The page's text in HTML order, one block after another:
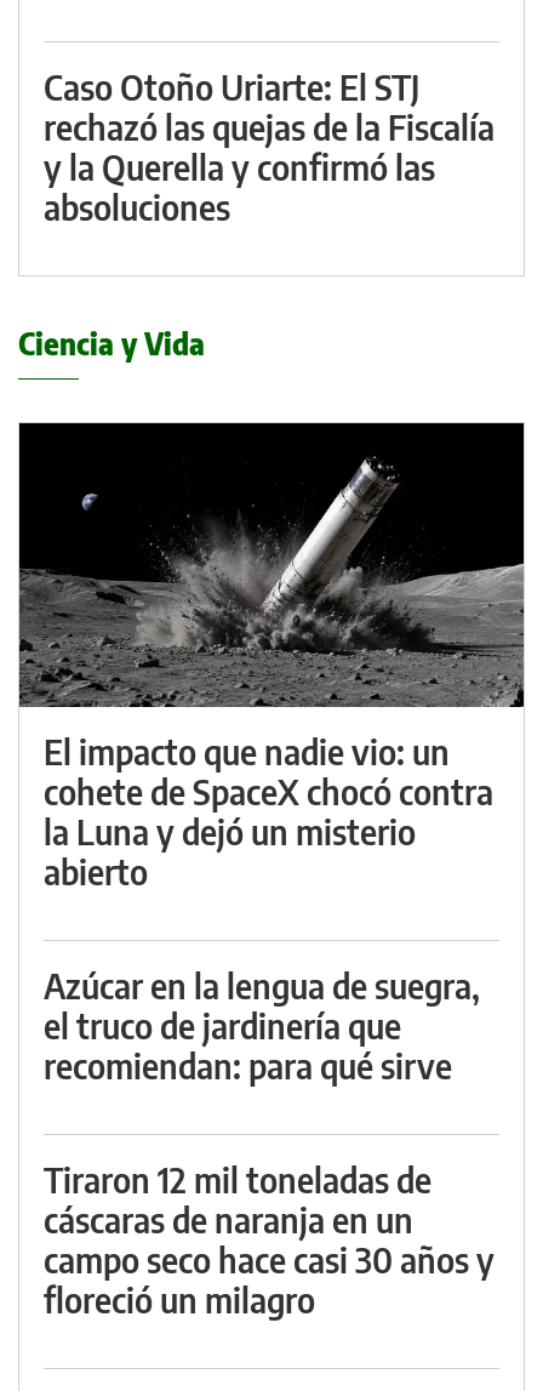
Caso Otoño Uriarte: El STJ
rechazó las quejas de la Fiscalía
y la Querella y confirmó las
absoluciones
Ciencia y Vida
El impacto que nadie vio: un
cohete de SpaceX chocó contra
la Luna y dejó un misterio
abierto
Azúcar en la lengua de suegra,
el truco de jardinería que
recomiendan: para qué sirve
Tiraron 12 mil toneladas de
cáscaras de naranja en un
campo seco hace casi 30 años y
floreció un milagro